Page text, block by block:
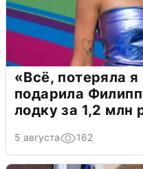
«Всё, потеряла
подарила
лодку за 1,2 млн
5 августа 162